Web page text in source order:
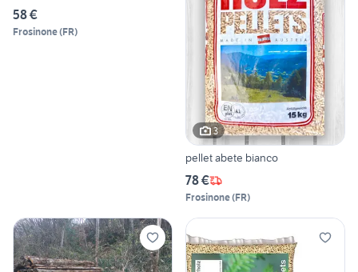
58 €
Frosinone(FR)
3
pellet abete bianco
78 €
Frosinone(FR)